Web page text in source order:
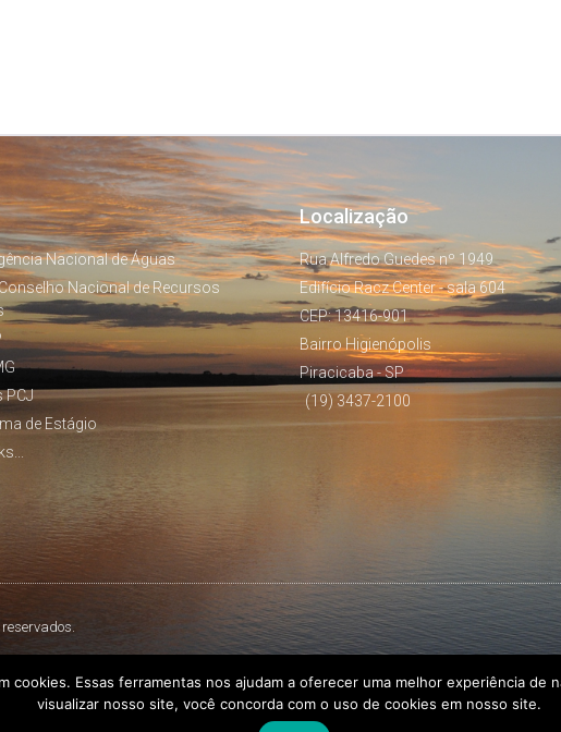
Nacional de Águas
Nacional de Recursos
PCJ
de Estágio
Localização
Rua Alfredo Guedes nº 1949
Edifício Racz Center - sala 604
CEP: 13416-901
Bairro Higienópolis
Piracicaba - SP
(19) 3437-2100
Essas ferramentas nos ajudam a oferecer uma melhor experiência de
visualizar nosso site, você concorda com o uso de cookies em nosso site.